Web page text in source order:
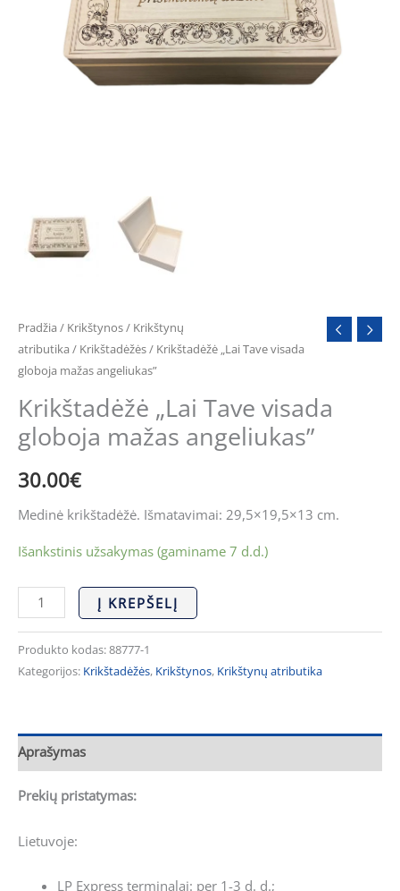
Pradžia / Krikštynos/ Krikštynų
atributika / Krikštadėžės/ Krikštadėžė „Lai Tave visada
globoja mažas angeliukas”
Krikštadėžė „Lai Tave visada
globoja mažas angeliukas”
30.00€
Medinė krikštadėžė. Išmatavimai: 29,5×19,5×13 cm.
Išankstinis užsakymas (gaminame 7 d.d.)
angeliukas"
Į KREPŠELĮ
Produkto kodas:88777-1
Kategorijos: Krikštadėžės, Krikštynos, Krikštynų atributika
Aprašymas
Prekių pristatymas:
Lietuvoje:
LP Express terminalai: per 1-3 d. d.;